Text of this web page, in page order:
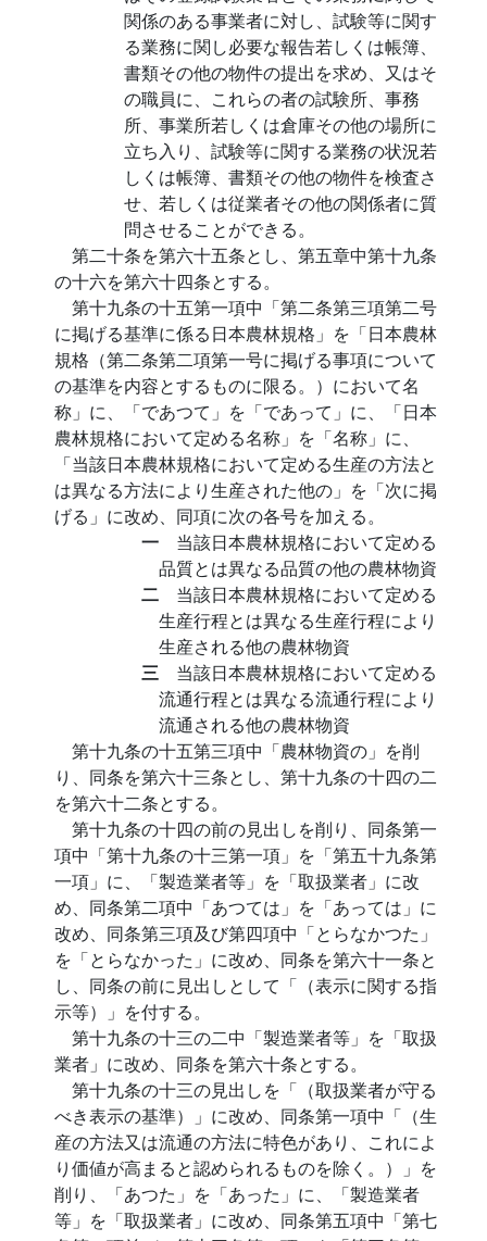
関係のある事業者に対し、試験等に関す
る業務に関し必要な報告若しくは帳簿、
書類その他の物件の提出を求め、又はそ
の職員に、これらの者の試験所、事務
所、事業所若しくは倉庫その他の場所に
立ち入り、試験等に関する業務の状況若
しくは帳簿、書類その他の物件を検査さ
せ、若しくは従業者その他の関係者に質
問させることができる。
第二十条を第六十五条とし、第五章中第十九条
の十六を第六十四条とする。
第十九条の十五第一項中「第二条第三項第二号
に掲げる基準に係る日本農林規格」を「日本農林
規格（第二条第二項第一号に掲げる事項について
の基準を内容とするものに限る。）において名
称」に、「であつて」を「であって」に、「日本
農林規格において定める名称」を「名称」に、
「当該日本農林規格において定める生産の方法と
は異なる方法により生産された他の」を「次に掲
げる」に改め、同項に次の各号を加える。
一 当該日本農林規格において定める
品質とは異なる品質の他の農林物資
二 当該日本農林規格において定める
生産行程とは異なる生産行程により
生産される他の農林物資
三 当該日本農林規格において定める
流通行程とは異なる流通行程により
流通される他の農林物資
第十九条の十五第三項中「農林物資の」を削
り、同条を第六十三条とし、第十九条の十四の二
を第六十二条とする。
第十九条の十四の前の見出しを削り、同条第一
項中「第十九条の十三第一項」を「第五十九条第
一項」に、「製造業者等」を「取扱業者」に改
め、同条第二項中「あつては」を「あっては」に
改め、同条第三項及び第四項中「とらなかつた」
を「とらなかった」に改め、同条を第六十一条と
し、同条の前に見出しとして「（表示に関する指
示等）」を付する。
第十九条の十三の二中「製造業者等」を「取扱
業者」に改め、同条を第六十条とする。
第十九条の十三の見出しを「（取扱業者が守る
べき表示の基準）」に改め、同条第一項中「（生
産の方法又は流通の方法に特色があり、これによ
り価値が高まると認められるものを除く。）」を
削り、「あつた」を「あった」に、「製造業者
等」を「取扱業者」に改め、同条第五項中「第七